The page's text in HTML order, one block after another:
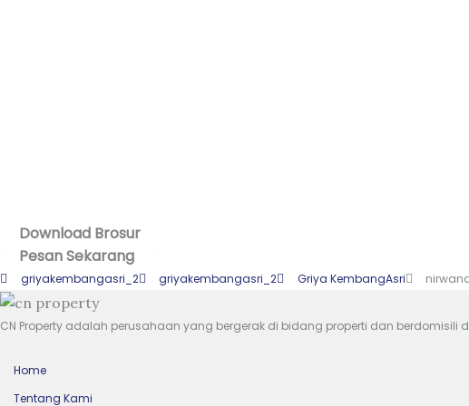
Download Brosur
Pesan Sekarang
griyakembangasri_2 griyakembangasri_2 Griya KembangAsri
CN Property adalah perusahaan yang bergerak di bidang properti dan
Home
Tentang Kami